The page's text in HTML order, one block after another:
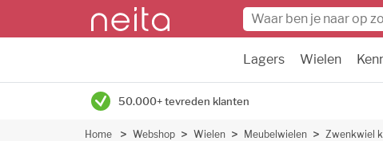
Lagers Wielen
50.000+ tevreden klanten
Home Webshop Wielen Meubelwielen Zwenkwiel